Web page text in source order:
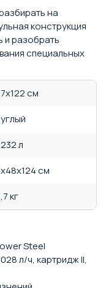
на
конструкция
и разобрать
специальных
см
л
см
кг
Steel
л/ч, картридж II,